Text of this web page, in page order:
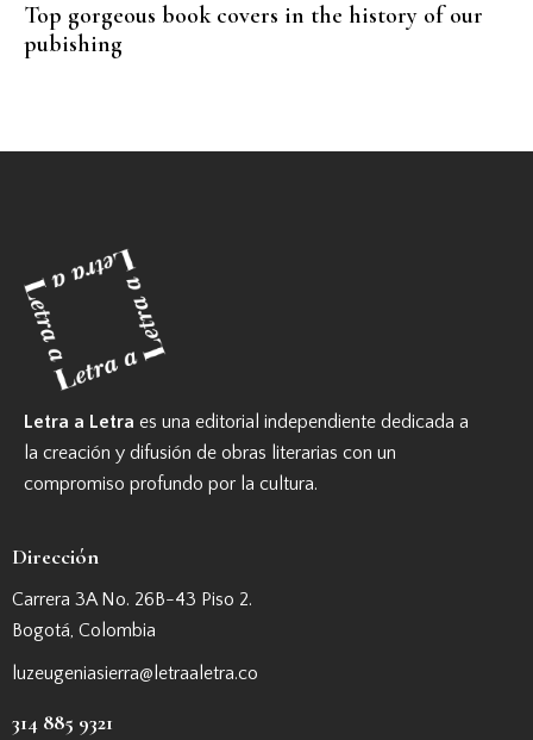
Top gorgeous book covers in the history of our
pubishing
Letra a Letra es una editorial independiente dedicada a
la creación y difusión de obras literarias con un
compromiso profundo por la cultura.
Dirección
Carrera 3A No. 26B-43 Piso 2.
Bogotá, Colombia
luzeugeniasierra@letraaletra.co
314 885 9321